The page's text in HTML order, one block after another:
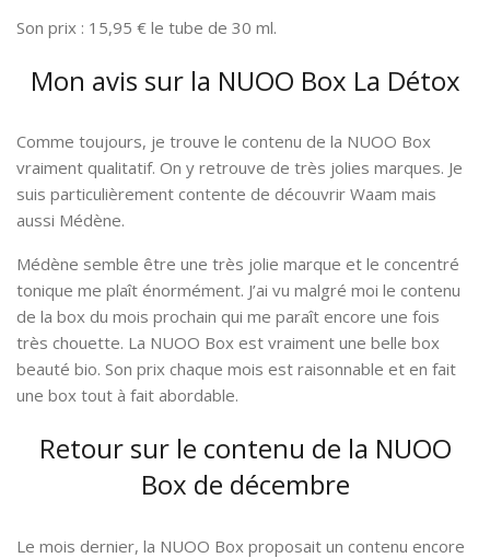
Son prix : 15,95 € le tube de 30 ml.
Mon avis sur la NUOO Box La Détox
Comme toujours, je trouve le contenu de la NUOO Box
vraiment qualitatif. On y retrouve de très jolies marques. Je
suis particulièrement contente de découvrir Waam mais
aussi Médène.
Médène semble être une très jolie marque et le concentré
tonique me plaît énormément. J’ai vu malgré moi le contenu
de la box du mois prochain qui me paraît encore une fois
très chouette. La NUOO Box est vraiment une belle box
beauté bio. Son prix chaque mois est raisonnable et en fait
une box tout à fait abordable.
Retour sur le contenu de la NUOO
Box de décembre
Le mois dernier, la NUOO Box proposait un contenu encore